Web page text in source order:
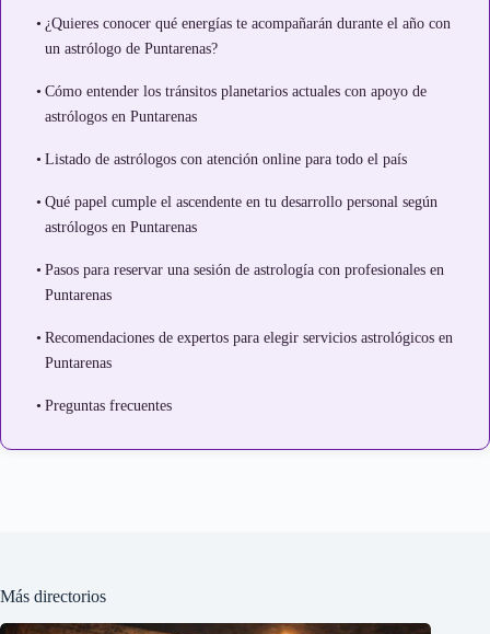
¿Quieres conocer qué energías te acompañarán durante el año con
un astrólogo de Puntarenas?
Cómo entender los tránsitos planetarios actuales con apoyo de
astrólogos en Puntarenas
Listado de astrólogos con atención online para todo el país
Qué papel cumple el ascendente en tu desarrollo personal según
astrólogos en Puntarenas
Pasos para reservar una sesión de astrología con profesionales en
Puntarenas
Recomendaciones de expertos para elegir servicios astrológicos en
Puntarenas
Preguntas frecuentes
Más directorios